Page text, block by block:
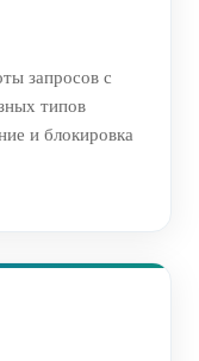
запросов с
типов
и блокировка